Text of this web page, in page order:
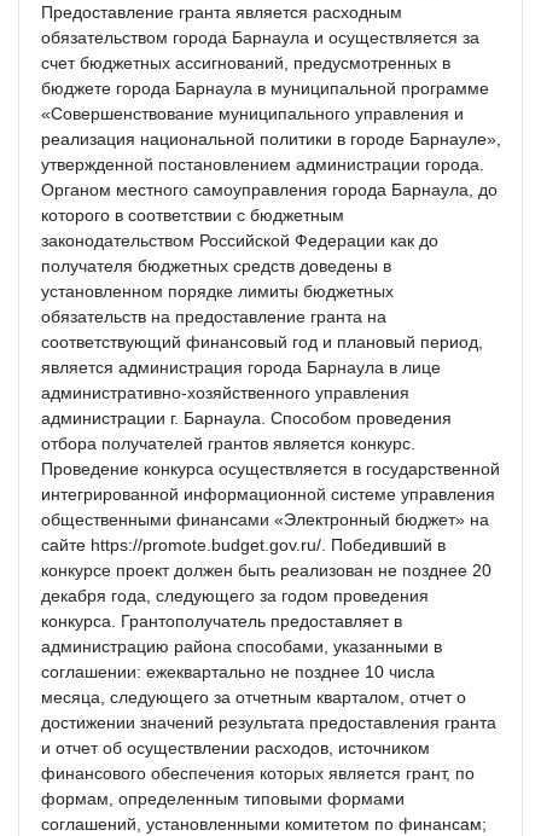
Предоставление гранта является расходным
обязательством города Барнаула и осуществляется за
счет бюджетных ассигнований, предусмотренных в
бюджете города Барнаула в муниципальной программе
«Совершенствование муниципального управления и
реализация национальной политики в городе Барнауле»,
утвержденной постановлением администрации города.
Органом местного самоуправления города Барнаула, до
которого в соответствии с бюджетным
законодательством Российской Федерации как до
получателя бюджетных средств доведены в
установленном порядке лимиты бюджетных
обязательств на предоставление гранта на
соответствующий финансовый год и плановый период,
является администрация города Барнаула в лице
административно-хозяйственного управления
администрации г. Барнаула. Способом проведения
отбора получателей грантов является конкурс.
Проведение конкурса осуществляется в государственной
интегрированной информационной системе управления
общественными финансами «Электронный бюджет» на
сайте https://promote.budget.gov.ru/. Победивший в
конкурсе проект должен быть реализован не позднее 20
декабря года, следующего за годом проведения
конкурса. Грантополучатель предоставляет в
администрацию района способами, указанными в
соглашении: ежеквартально не позднее 10 числа
месяца, следующего за отчетным кварталом, отчет о
достижении значений результата предоставления гранта
и отчет об осуществлении расходов, источником
финансового обеспечения которых является грант, по
формам, определенным типовыми формами
соглашений, установленными комитетом по финансам;